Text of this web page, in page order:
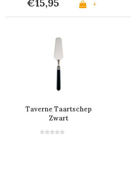
€15,95 +
Taverne Taartschep
Zwart